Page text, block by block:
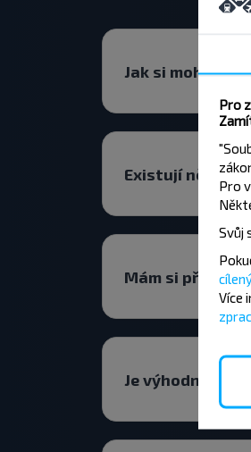
Jak si mohu
Existují nějaká
Mám si předem
Je výhodnější
Pro
Pro
Svůj
Více